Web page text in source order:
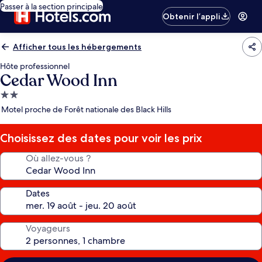
Passer à la section principale
Obtenir l’appli
Afficher tous les hébergements
Hôte professionnel
Cedar Wood Inn
Hébergement
2.0 étoiles
Motel proche de Forêt nationale des Black Hills
Choisissez des dates pour voir les prix
Où allez-vous ?
Dates
Voyageurs